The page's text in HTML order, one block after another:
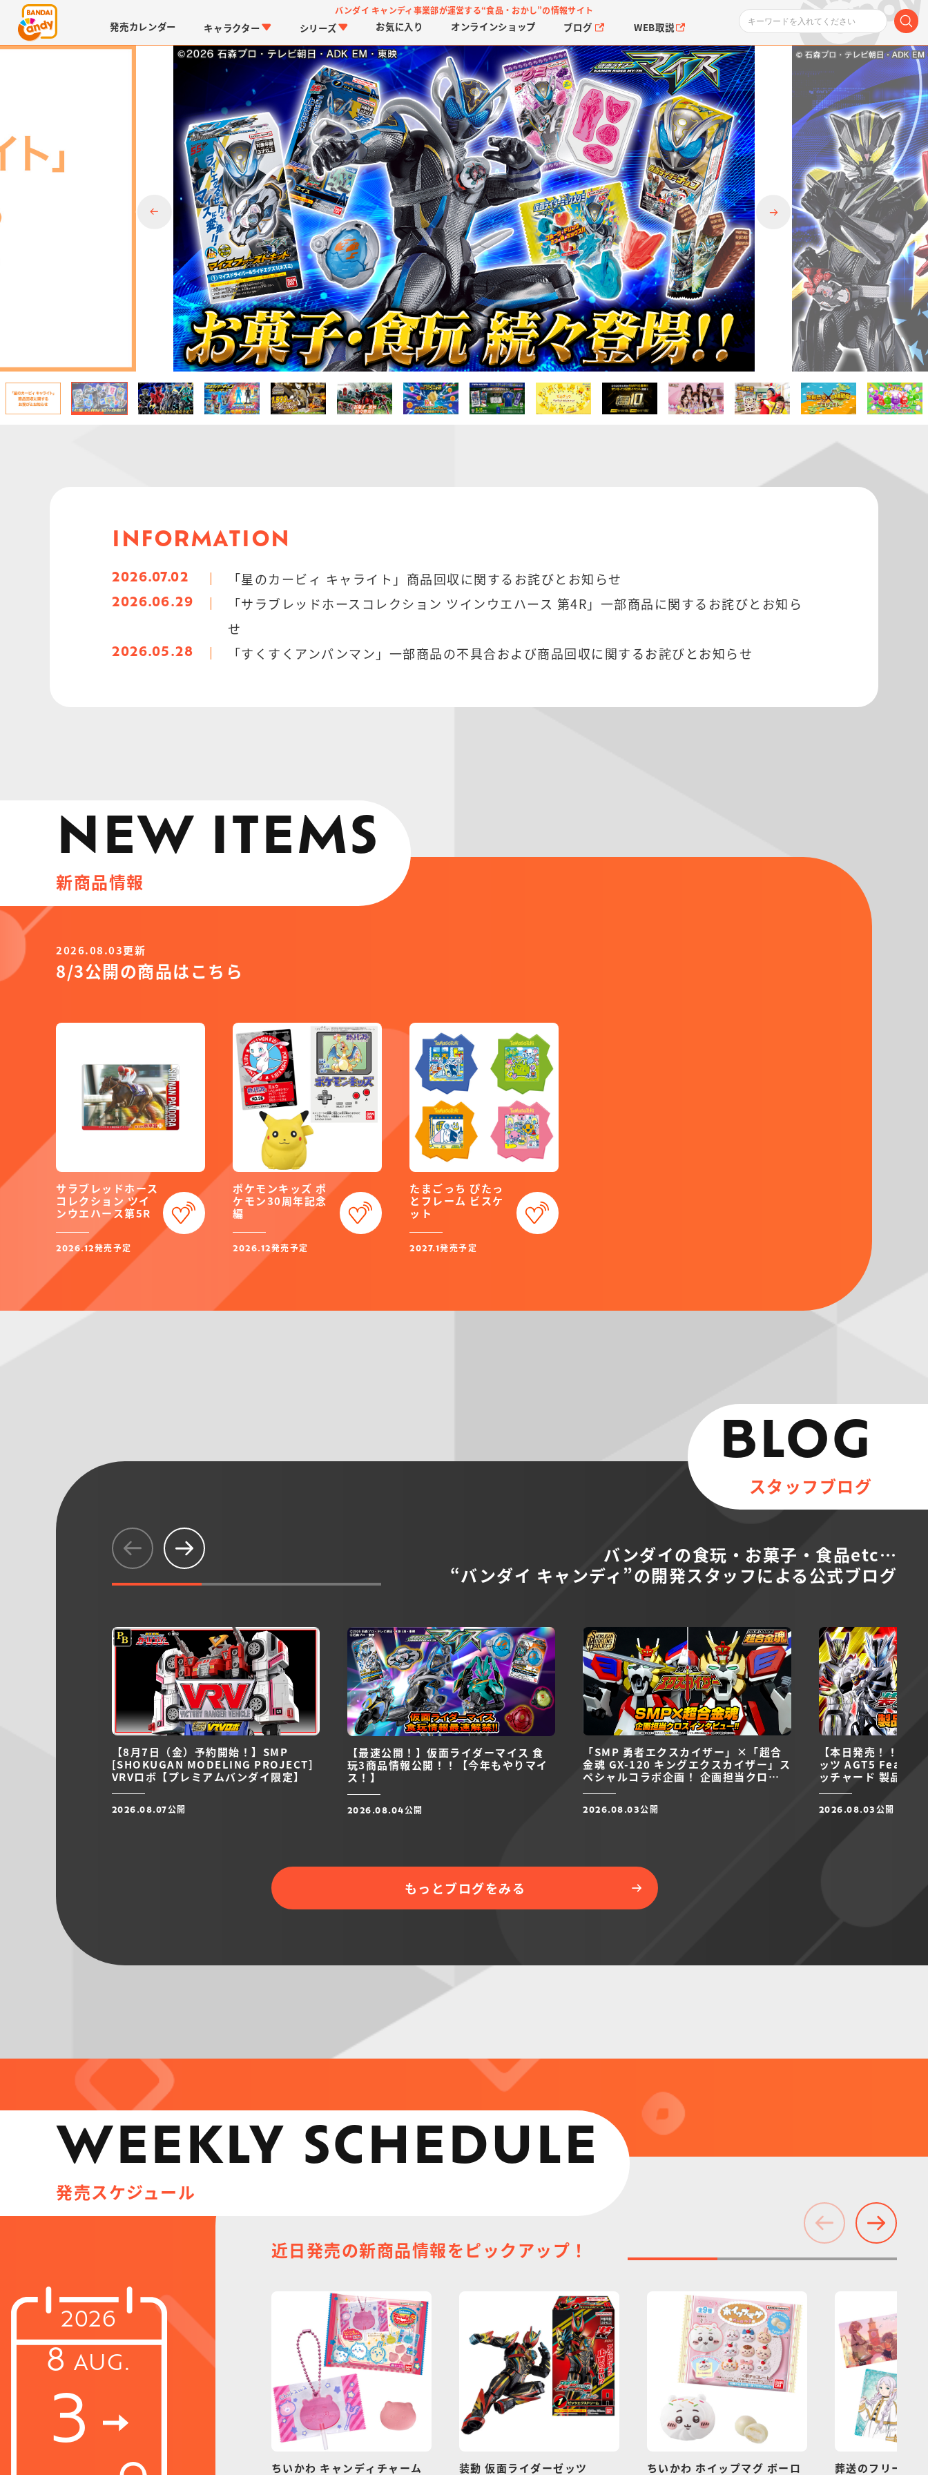
バンダイ キャンディ事業部が運営する“食品・おかし”の情報サイト
発売カレンダー キャラクター
仮面ライダーシリーズ
PROJECT R.E.D.・ス
ーパー戦隊シリーズ
プリキュアシリーズ ガンダムシリーズ ポケットモンスター ドラゴ
シリーズ
キャラパキ つりグミ チョコサプ
にふぉるめーしょん＆
スクエアシール
SMPシリーズ ポケモ
お気に入り オンラインショップ ブログ WEB取説
INFORMATION
2026.07.02 「星のカービィ キャライト」商品回収に関するお詫びとお知らせ
2026.06.29
「サラブレッドホースコレクション ツインウエハース 第4R」一部商品に関するお詫びとお知ら
せ
2026.05.28 「すくすくアンパンマン」一部商品の不具合および商品回収に関するお詫びとお知らせ
NEW ITEMS
新商品情報
2026.08.03更新
8/3公開の商品はこちら
サラブレッドホース
コレクション ツイ
ンウエハース第5R
2026.12発売予定
ポケモンキッズ ポ
ケモン30周年記念
編
2026.12発売予定
たまごっち ぴたっ
とフレーム ビスケ
ット
2027.1 発売予定
BLOG
スタッフブログ
バンダイの食玩・お菓子・食品etc…
“バンダイ キャンディ”の開発スタッフによる公式ブログ
【8月7日（金）予約開始！】SMP
[SHOKUGAN MODELING PROJECT]
VRVロボ【プレミアムバンダイ限定】
2026.08.07 公開
【最速公開！】仮面ライダーマイス 食
玩3商品情報公開！！【今年もやりマイ
ス！】
2026.08.04公開
「SMP 勇者エクスカイザー」×「超合
金魂 GX-120 キングエクスカイザー」ス
ペシャルコラボ企画！ 企画担当クロス
2026.08.03公開
【本日発売！！】
ッツ AGT5 Feat.装
ッチャード 製品レ
2026.08.03 公開
もっとブログをみる
WEEKLY SCHEDULE
発売スケジュール
2026
8 AUG.
3
近日発売の新商品情報を ピックアップ！
ちいかわ キャンディチャーム
装動 仮面ライダーゼッツ
ちいかわ ホイップマグ ボーロ
葬送のフリーレ